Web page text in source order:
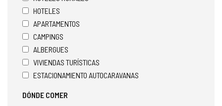
HOTELES
APARTAMENTOS
CAMPINGS
ALBERGUES
VIVIENDAS TURÍSTICAS
ESTACIONAMIENTO AUTOCARAVANAS
DÓNDE COMER